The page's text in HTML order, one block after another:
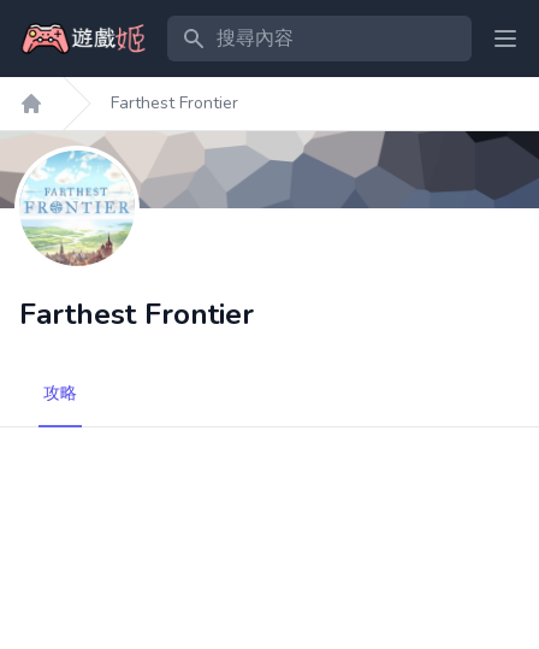
搜尋內容
遊戲姬首頁
Farthest Frontier
Farthest Frontier
攻略